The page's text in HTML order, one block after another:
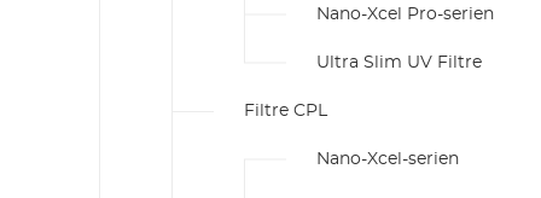
Nano-Xcel Pro-serien
Ultra Slim UV Filtre
Filtre CPL
Nano-Xcel-serien